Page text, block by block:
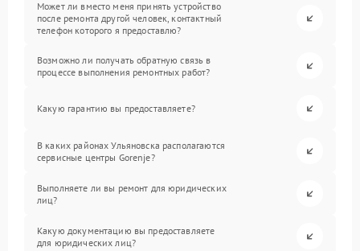
Может ли вместо меня принять устройство
после ремонта другой человек, контактный
телефон которого я предоставлю?
Возможно ли получать обратную связь в
процессе выполнения ремонтных работ?
Какую гарантию вы предоставляете?
В каких районах Ульяновска располагаются
сервисные центры Gorenje?
Выполняете ли вы ремонт для юридических
лиц?
Какую документацию вы предоставляете
для юридических лиц?